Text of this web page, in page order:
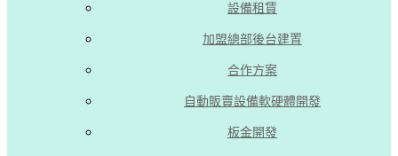
設備租賃
加盟總部後台建置
合作方案
自動販賣設備軟硬體開發
板金開發